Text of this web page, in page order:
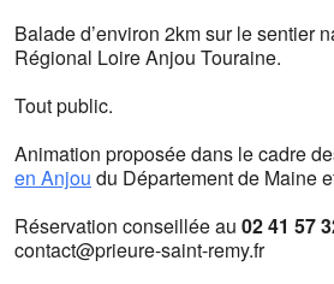
Balade d’environ 2km sur le sentier
Régional Loire Anjou Touraine.
Tout public.
Animation proposée dans le cadre
en Anjou du Département de Maine
Réservation conseillée au 02 41 57
contact@prieure-saint-remy.fr